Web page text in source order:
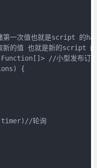
一次值也就是script 的
的值 也就是新的script
//小型发布订阅
{
轮询